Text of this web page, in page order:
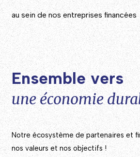
au sein de nos entreprises financées
Ensemble vers
une économie
Notre écosystème de partenaires et
nos valeurs et nos objectifs !